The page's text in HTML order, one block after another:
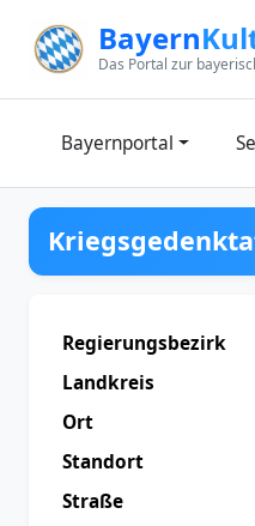
Bayern
Das Portal zur
Bayernportal
Regierungsbezirk
Landkreis
Ort
Standort
Straße